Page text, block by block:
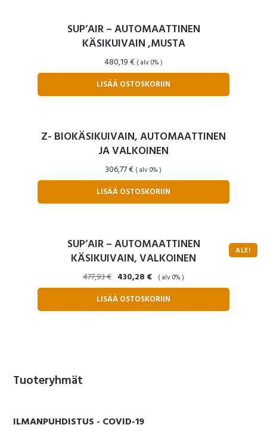
SUP’AIR – AUTOMAATTINEN
KÄSIKUIVAIN ,MUSTA
480,19€ ( alv 0% )
LISÄÄ OSTOSKORIIN
Z- BIOKÄSIKUIVAIN, AUTOMAATTINEN
JA VALKOINEN
306,77€ ( alv 0% )
LISÄÄ OSTOSKORIIN
ALE!
SUP’AIR – AUTOMAATTINEN
KÄSIKUIVAIN, VALKOINEN
477,93€ Alkuperäinen
hinta
oli:
477,93 €.
430,28 € Nykyinen
hinta
on:
430,28 €.
( alv 0% )
LISÄÄ OSTOSKORIIN
Ensisijainen
Tuoteryhmät
ILMANPUHDISTUS - COVID-19